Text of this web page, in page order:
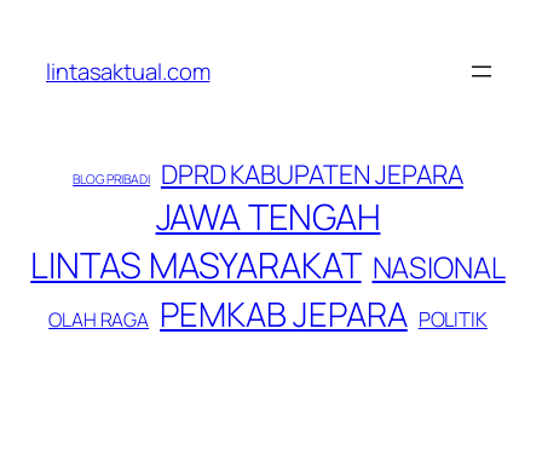
konten
lintasaktual.com
BLOG PRIBADI DPRD KABUPATEN JEPARA
JAWA TENGAH
LINTAS MASYARAKAT NASIONAL
OLAH RAGA PEMKAB JEPARA POLITIK